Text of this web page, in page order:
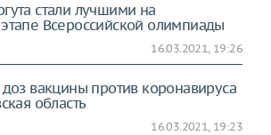
стали лучшими на
Всероссийской олимпиады
16.03.2021, 19:26
вакцины против коронавируса
область
16.03.2021, 19:23